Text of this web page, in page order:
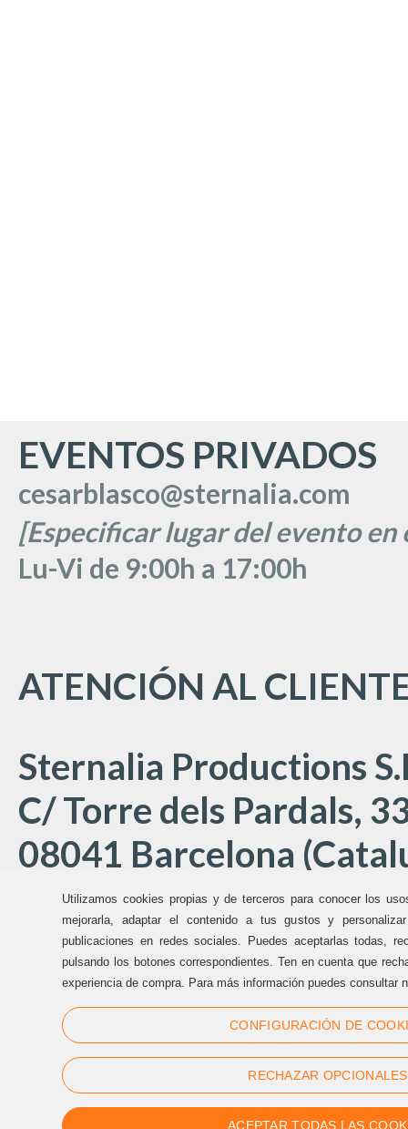
EVENTOS PRIVADOS
cesarblasco@sternalia.com
[Especificar lugar del evento en
Lu-Vi de 9:00h a 17:00h
ATENCIÓN AL
Sternalia Productions
C/ Torre dels Pardals,
08041 Barcelona
Oficinas Sternalia:
(+34) 93 170 17 97
info@sternalia.com
Lu-Vi de 9:00h a 17:00h
Utilizamos cookies propias y de terceros para conocer los
mejorarla, adaptar el contenido a tus gustos y
publicaciones en redes sociales. Puedes aceptarlas todas,
pulsando los botones correspondientes. Ten en cuenta que
experiencia de compra. Para más información puedes consultar
CONFIGURACIÓN DE
RECHAZAR OPCIONALES
ACEPTAR TODAS LAS